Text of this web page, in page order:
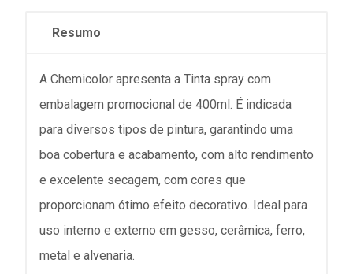
Resumo
A Chemicolor apresenta a Tinta spray com
embalagem promocional de 400ml. É indicada
para diversos tipos de pintura, garantindo uma
boa cobertura e acabamento, com alto rendimento
e excelente secagem, com cores que
proporcionam ótimo efeito decorativo. Ideal para
uso interno e externo em gesso, cerâmica, ferro,
metal e alvenaria.